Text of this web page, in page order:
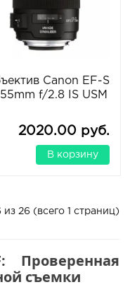
Canon EF-S
55mm f/2.8 IS USM
2020.00 руб.
В корзину
из 26 (всего 1 страниц)
Проверенная
съемки